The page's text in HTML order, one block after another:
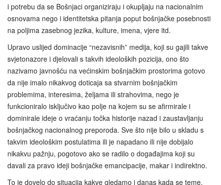
i potrebu da se Bošnjaci organiziraju i okupljaju na nacionalnim
osnovama nego i identitetska pitanja poput bošnjačke posebnosti
na poljima zasebnog jezika, kulture, imena, vjere itd.
Upravo uslijed dominacije “nezavisnih” medija, koji su gajili takve
svjetonazore i djelovali s takvih ideoloških pozicija, ono što
nazivamo javnošću na većinskim bošnjačkim prostorima gotovo
da nije imalo nikakvog doticaja sa stvarnim bošnjačkim
problemima, interesima, željama ili strahovima, nego je
funkcioniralo isključivo kao polje na kojem su se afirmirale i
dominirale ideje o vraćanju točka historije nazad i zaustavljanju
bošnjačkog nacionalnog preporoda. Sve što nije bilo u skladu s
takvim ideološkim postulatima ili je napadano ili nije dobijalo
nikakvu pažnju, pogotovo ako se radilo o događajima koji su
davali za pravo ideji bošnjačke emancipacije, makar i indirektno.
To je dovelo do situacija kakve gledamo i danas kada se teme,